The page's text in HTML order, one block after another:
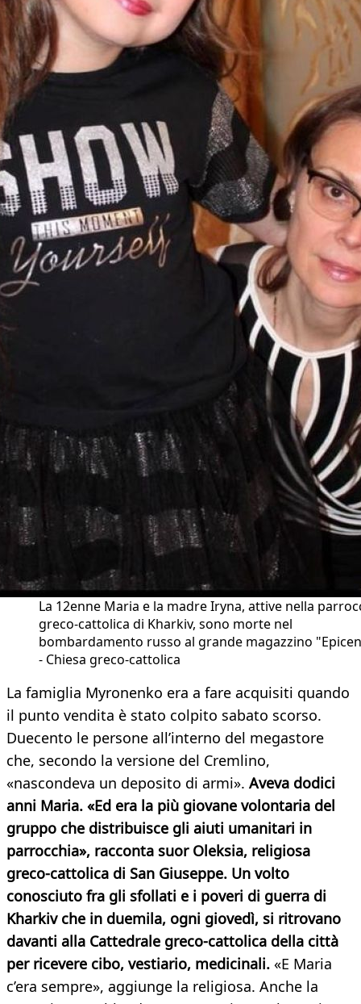
La 12enne Maria e la madre Iryna, attive nella
greco-cattolica di Kharkiv, sono morte nel
bombardamento russo al grande magazzino
- Chiesa greco-cattolica
La famiglia Myronenko era a fare acquisiti quando
il punto vendita è stato colpito sabato scorso.
Duecento le persone all’interno del megastore
che, secondo la versione del Cremlino,
«nascondeva un deposito di armi». Aveva dodici
anni Maria. «Ed era la più giovane volontaria del
gruppo che distribuisce gli aiuti umanitari in
parrocchia», racconta suor Oleksia, religiosa
greco-cattolica di San Giuseppe. Un volto
conosciuto fra gli sfollati e i poveri di guerra di
Kharkiv che in duemila, ogni giovedì, si ritrovano
davanti alla Cattedrale greco-cattolica della città
per ricevere cibo, vestiario, medicinali. «E Maria
c’era sempre», aggiunge la religiosa. Anche la